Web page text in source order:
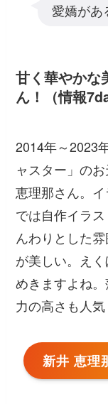
愛嬌があ
甘く華やかな
ん！（情報
2014年～2023
ャスター」の
恵理那さん。
では自作イラ
んわりとした
が美しい。え
めきますよね
力の高さも人気
新井 恵理